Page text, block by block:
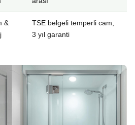
&
TSE belgeli temperli cam,
3 yıl garanti